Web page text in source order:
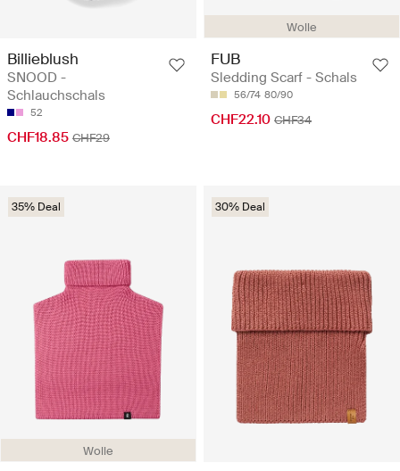
Billieblush
SNOOD -
Schlauchschals
52
CHF18.85 CHF29
Wolle
FUB
Sledding Scarf - Schals
56/74 80/90
CHF22.10 CHF34
Wolle
35% Deal 30% Deal